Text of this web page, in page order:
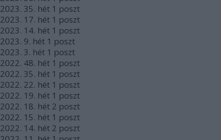
2023. 35. hét 1 poszt
2023. 17. hét 1 poszt
2023. 14. hét 1 poszt
2023. 9. hét 1 poszt
2023. 3. hét 1 poszt
2022. 48. hét 1 poszt
2022. 35. hét 1 poszt
2022. 22. hét 1 poszt
2022. 19. hét 1 poszt
2022. 18. hét 2 poszt
2022. 15. hét 1 poszt
2022. 14. hét 2 poszt